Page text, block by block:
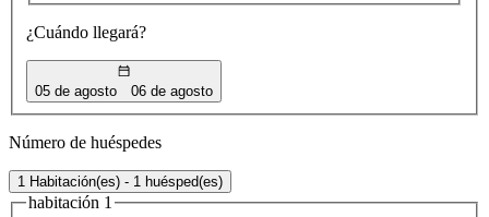
¿Cuándo llegará?
05 de agosto 06 de agosto
Número de huéspedes
1 Habitación(es) - 1 huésped(es)
habitación 1